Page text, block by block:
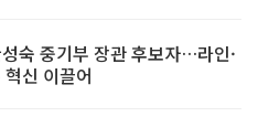
숙 중기부 장관 후보자…라인·
신 이끌어